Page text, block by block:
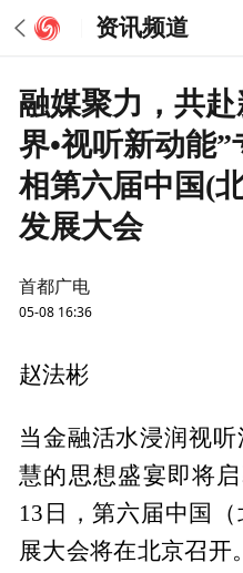
资讯频道
融媒聚力，共
界•视听新动能
相第六届中国(
发展大会
首都广电
05-08 16:36
赵法彬
当金融活水浸润视
慧的思想盛宴即将
13日，第六届中国
展大会将在北京召开